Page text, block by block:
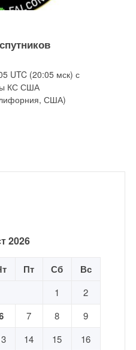
UTC (20:05 мск) с
КС США
США)
2026
Пт Сб Вс
1
2
7 8
9
14 15
16